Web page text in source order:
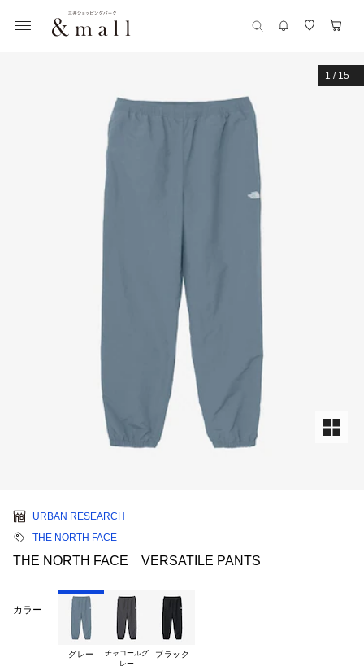
1 / 15
URBAN RESEARCH
THE NORTH FACE
THE NORTH FACE VERSATILE PANTS
カラー
グレー
チャコールグ
ブラック